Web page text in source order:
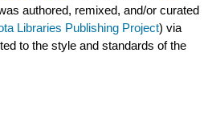
authored, remixed, and/or curated
Libraries Publishing Project) via
to the style and standards of the